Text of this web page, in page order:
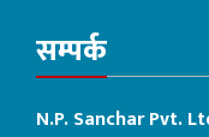
सम्पर्क
N.P. Sanchar Pvt.